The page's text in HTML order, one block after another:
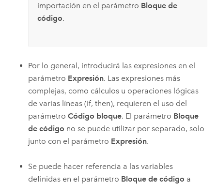
importación en el parámetro Bloque de
código.
Por lo general, introducirá las expresiones en el
parámetro Expresión. Las expresiones más
complejas, como cálculos u operaciones lógicas
de varias líneas (if, then), requieren el uso del
parámetroCódigo bloque. El parámetro Bloque
de código no se puede utilizar por separado, solo
junto con el parámetro Expresión.
Se puede hacer referencia a las variables
definidas en el parámetro Bloque de código a